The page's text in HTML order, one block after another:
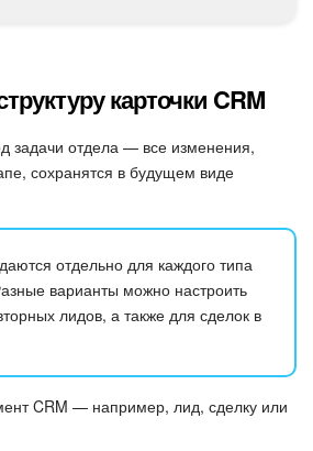
карточки CRM
задачи отдела — все изменения,
сохранятся в будущем виде
отдельно для каждого типа
варианты можно настроить
лидов, а также для сделок в
CRM — например, лид, сделку или